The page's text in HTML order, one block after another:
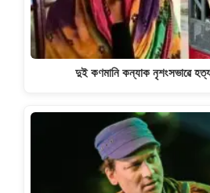
দুই কণমানি কন্যাক নৃশংসভাৱে